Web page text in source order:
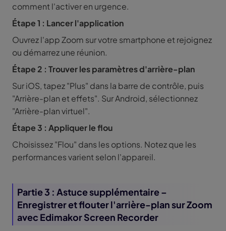
comment l'activer en urgence.
Étape 1 : Lancer l'application
Ouvrez l'app Zoom sur votre smartphone et rejoignez
ou démarrez une réunion.
Étape 2 : Trouver les paramètres d'arrière-plan
Sur iOS, tapez "Plus" dans la barre de contrôle, puis
"Arrière-plan et effets". Sur Android, sélectionnez
"Arrière-plan virtuel".
Étape 3 : Appliquer le flou
Choisissez "Flou" dans les options. Notez que les
performances varient selon l'appareil.
Partie 3 : Astuce supplémentaire –
Enregistrer et flouter l'arrière-plan sur Zoom
avec Edimakor Screen Recorder